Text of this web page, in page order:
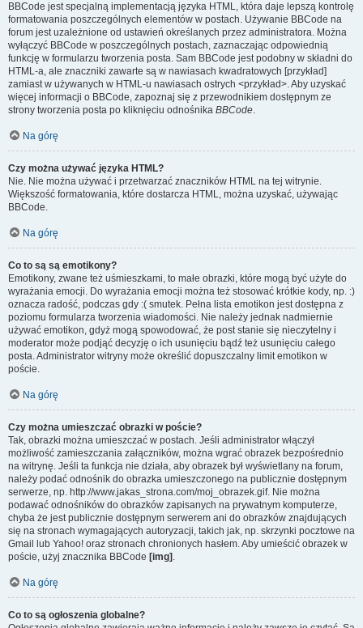
BBCode jest specjalną implementacją języka HTML, która daje lepszą kontrolę
formatowania poszczególnych elementów w postach. Używanie BBCode na
forum jest uzależnione od ustawień określanych przez administratora. Można
wyłączyć BBCode w poszczególnych postach, zaznaczając odpowiednią
funkcję w formularzu tworzenia posta. Sam BBCode jest podobny w składni do
HTML-a, ale znaczniki zawarte są w nawiasach kwadratowych [przykład]
zamiast w używanych w HTML-u nawiasach ostrych <przykład>. Aby uzyskać
więcej informacji o BBCode, zapoznaj się z przewodnikiem dostępnym ze
strony tworzenia posta po kliknięciu odnośnika BBCode.
Na górę
Czy można używać języka HTML?
Nie. Nie można używać i przetwarzać znaczników HTML na tej witrynie.
Większość formatowania, które dostarcza HTML, można uzyskać, używając
BBCode.
Na górę
Co to są są emotikony?
Emotikony, zwane też uśmieszkami, to małe obrazki, które mogą być użyte do
wyrażania emocji. Do wyrażania emocji można też stosować krótkie kody, np. :)
oznacza radość, podczas gdy :( smutek. Pełna lista emotikon jest dostępna z
poziomu formularza tworzenia wiadomości. Nie należy jednak nadmiernie
używać emotikon, gdyż mogą spowodować, że post stanie się nieczytelny i
moderator może podjąć decyzję o ich usunięciu bądź też usunięciu całego
posta. Administrator witryny może określić dopuszczalny limit emotikon w
poście.
Na górę
Czy można umieszczać obrazki w poście?
Tak, obrazki można umieszczać w postach. Jeśli administrator włączył
możliwość zamieszczania załączników, można wgrać obrazek bezpośrednio
na witrynę. Jeśli ta funkcja nie działa, aby obrazek był wyświetlany na forum,
należy podać odnośnik do obrazka umieszczonego na publicznie dostępnym
serwerze, np. http://www.jakas_strona.com/moj_obrazek.gif. Nie można
podawać odnośników do obrazków zapisanych na prywatnym komputerze,
chyba że jest publicznie dostępnym serwerem ani do obrazków znajdujących
się na stronach wymagających autoryzacji, takich jak, np. skrzynki pocztowe na
Gmail lub Yahoo! oraz stronach chronionych hasłem. Aby umieścić obrazek w
poście, użyj znacznika BBCode [img] .
Na górę
Co to są ogłoszenia globalne?